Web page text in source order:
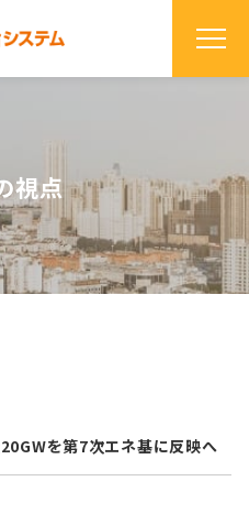
視点
を第7次エネ基に反映へ